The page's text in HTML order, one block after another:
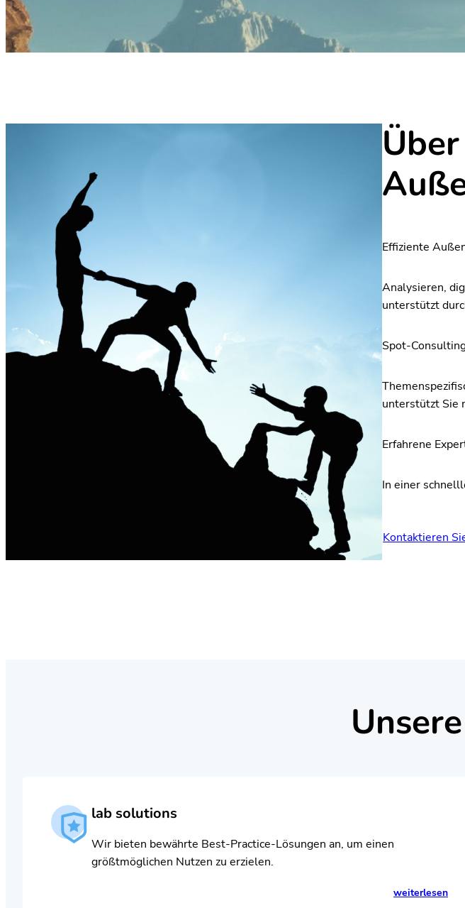
Effiziente
Analysieren,
unterstützt
Spot-
unterstützt Sie
Erfahrene
In einer
Kontaktieren
lab solutions
Wir bieten bewährte Best-Practice-Lösungen an, um einen
größtmöglichen Nutzen zu erzielen.
weiterlesen